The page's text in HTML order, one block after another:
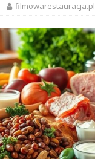
filmowarestauracja.pl